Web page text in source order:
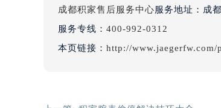
辽宁省葫芦岛市连山区
辽宁省锦州市古塔区中央
辽宁省辽阳市白塔区新运
成都积家售后服务中心 服务地址：成
服务专线： 400-992-0312
本页链接： http://